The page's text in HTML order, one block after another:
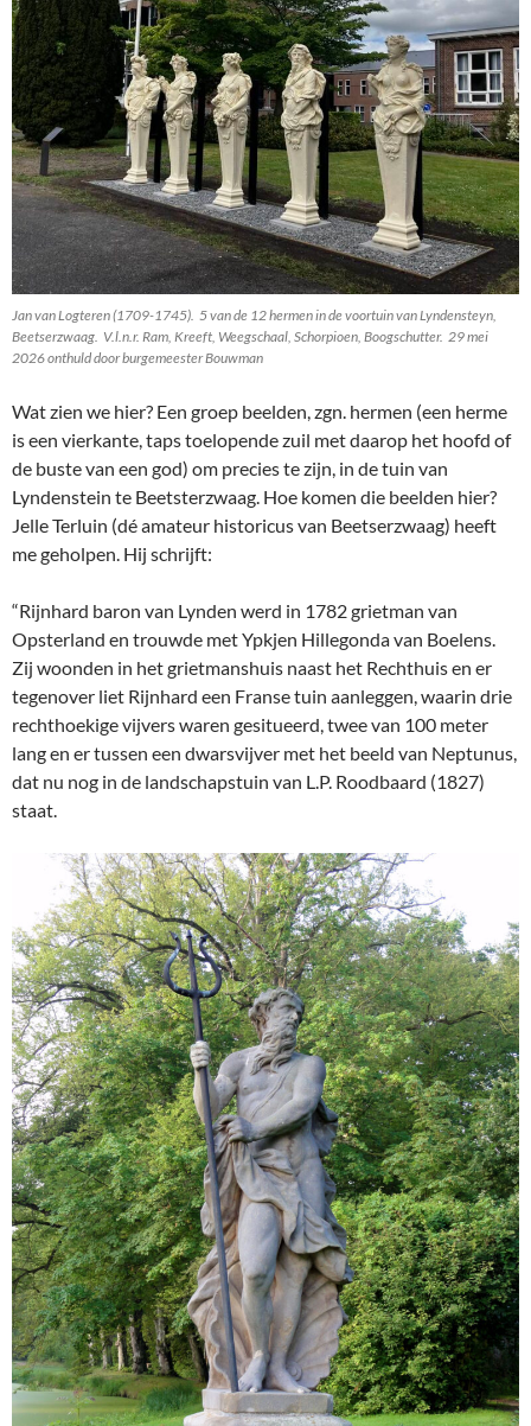
Jan van Logteren (1709-1745). 5 van de 12 hermen in de voortuin van Lyndensteyn,
Beetserzwaag. V.l.n.r. Ram, Kreeft, Weegschaal, Schorpioen, Boogschutter. 29 mei
2026 onthuld door burgemeester Bouwman
Wat zien we hier? Een groep beelden, zgn. hermen (een herme
is een vierkante, taps toelopende zuil met daarop het hoofd of
de buste van een god) om precies te zijn, in de tuin van
Lyndenstein te Beetsterzwaag. Hoe komen die beelden hier?
Jelle Terluin (dé amateur historicus van Beetserzwaag) heeft
me geholpen. Hij schrijft:
“Rijnhard baron van Lynden werd in 1782 grietman van
Opsterland en trouwde met Ypkjen Hillegonda van Boelens.
Zij woonden in het grietmanshuis naast het Rechthuis en er
tegenover liet Rijnhard een Franse tuin aanleggen, waarin drie
rechthoekige vijvers waren gesitueerd, twee van 100 meter
lang en er tussen een dwarsvijver met het beeld van Neptunus,
dat nu nog in de landschapstuin van L.P. Roodbaard (1827)
staat.